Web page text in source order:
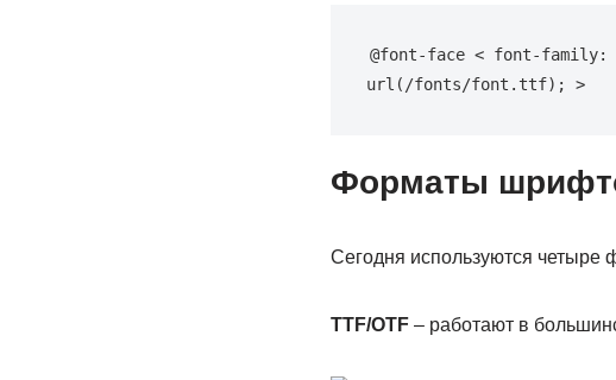
@font-face < font-
url(/fonts/font.ttf); >
Форматы
Сегодня используются четыре
TTF/OTF– работают в